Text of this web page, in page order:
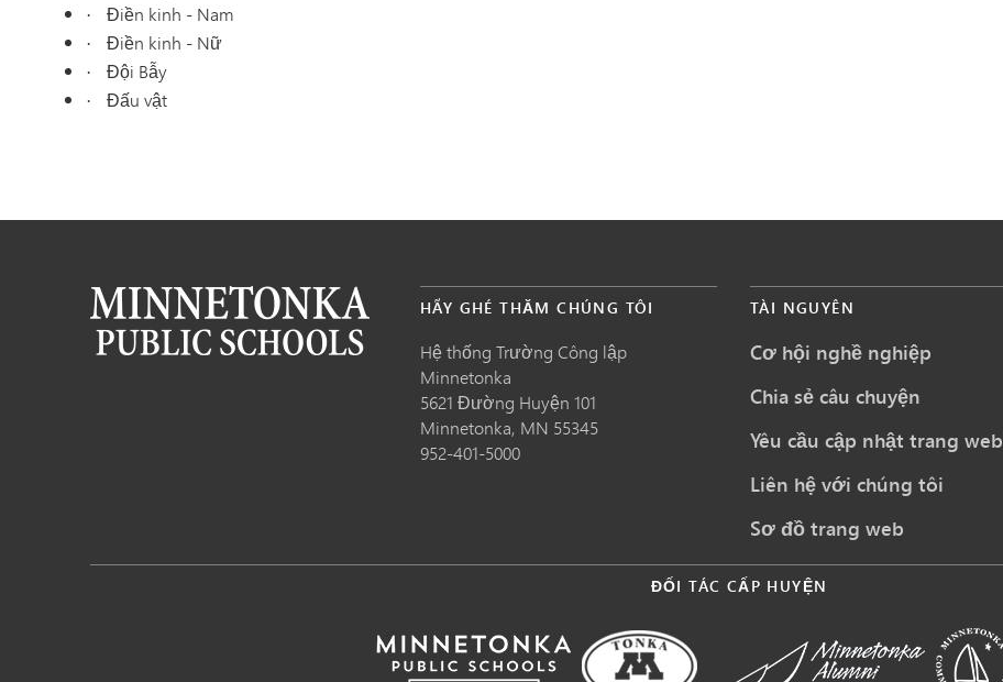
· Điền kinh - Nam
· Điền kinh - Nữ
· Đội Bẫy
· Đấu vật
HÃY GHÉ THĂM CHÚNG TÔI
Hệ thống Trường Công lập
Minnetonka
5621 Đường Huyện 101
Minnetonka, MN 55345
952-401-5000
TÀI NGUYÊN
Cơ hội nghề nghiệp
Chia sẻ câu chuyện
Yêu cầu cập nhật trang web
Liên hệ với chúng tôi
Sơ đồ trang web
ĐỐI TÁC CẤP HUYỆN